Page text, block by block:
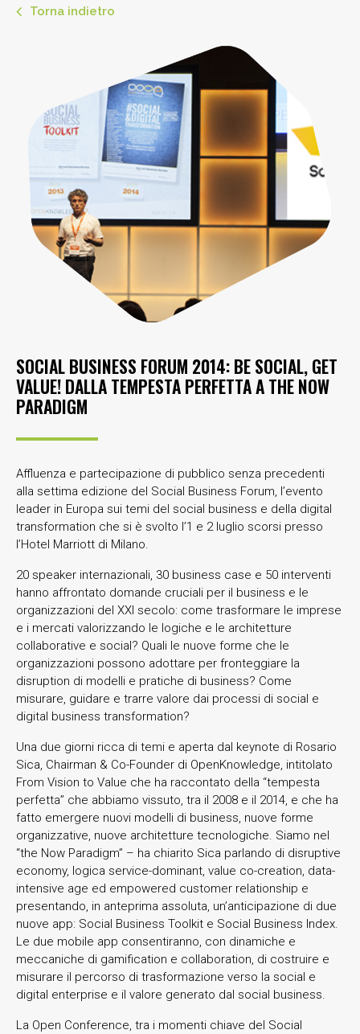
Torna indietro
SOCIAL BUSINESS FORUM 2014: BE SOCIAL, GET
VALUE! DALLA TEMPESTA PERFETTA A THE NOW
PARADIGM
Affluenza e partecipazione di pubblico senza precedenti
alla settima edizione del Social Business Forum, l’evento
leader in Europa sui temi del social business e della digital
transformation che si è svolto l’1 e 2 luglio scorsi presso
l’Hotel Marriott di Milano.
20 speaker internazionali, 30 business case e 50 interventi
hanno affrontato domande cruciali per il business e le
organizzazioni del XXI secolo: come trasformare le imprese
e i mercati valorizzando le logiche e le architetture
collaborative e social? Quali le nuove forme che le
organizzazioni possono adottare per fronteggiare la
disruption di modelli e pratiche di business? Come
misurare, guidare e trarre valore dai processi di social e
digital business transformation?
Una due giorni ricca di temi e aperta dal keynote di Rosario
Sica, Chairman & Co-Founder di OpenKnowledge, intitolato
From Vision to Value che ha raccontato della “tempesta
perfetta” che abbiamo vissuto, tra il 2008 e il 2014, e che ha
fatto emergere nuovi modelli di business, nuove forme
organizzative, nuove architetture tecnologiche. Siamo nel
“the Now Paradigm” – ha chiarito Sica parlando di disruptive
economy, logica service-dominant, value co-creation, data-
intensive age ed empowered customer relationship e
presentando, in anteprima assoluta, un’anticipazione di due
nuove app: Social Business Toolkit e Social Business Index.
Le due mobile app consentiranno, con dinamiche e
meccaniche di gamification e collaboration, di costruire e
misurare il percorso di trasformazione verso la social e
digital enterprise e il valore generato dal social business.
La Open Conference, tra i momenti chiave del Social